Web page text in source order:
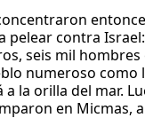
pelear contra
seis mil hombres
numeroso como
a la orilla del mar.
en Micmas,